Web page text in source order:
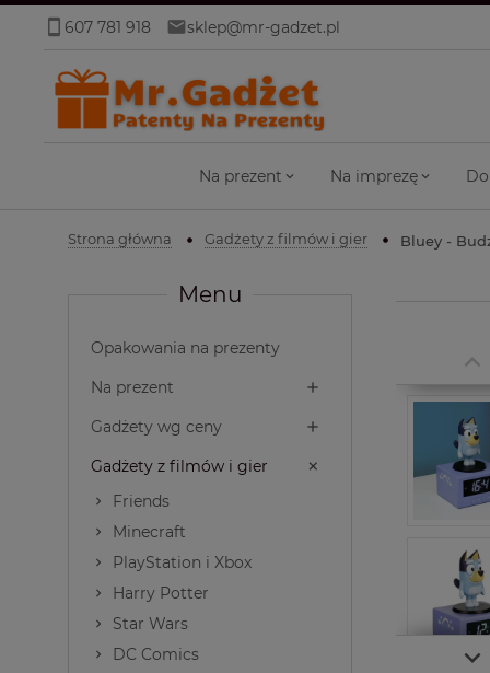
607 781 918 sklep@mr-gadzet.pl
Na prezent Na imprezę
Strona główna Gadżety z filmów i gier Bluey -
Menu
Opakowania na prezenty
Na prezent
Gadżety wg ceny
Gadżety z filmów i gier
Friends
Minecraft
PlayStation i Xbox
Harry Potter
Star Wars
DC Comics